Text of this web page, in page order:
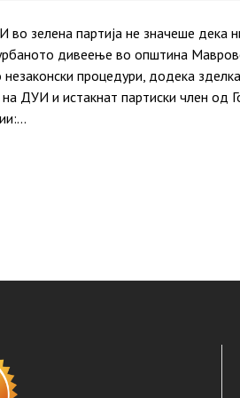
зелена партија не значеше дека
дивеење во општина
процедури, додека
ДУИ и истакнат партиски член од